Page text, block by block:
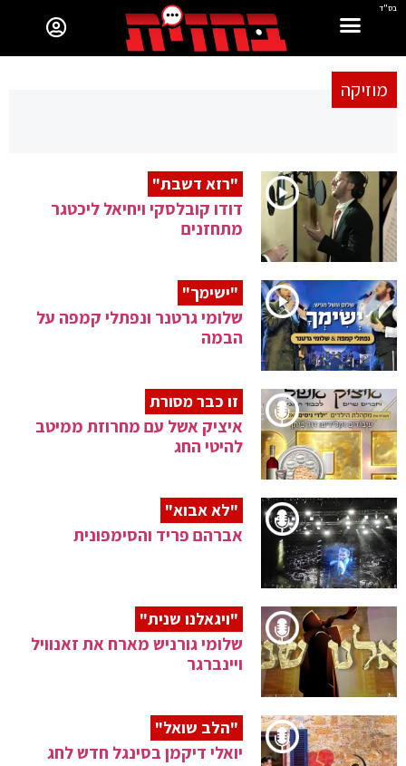
בס"ד
מוזיקה
"רזא דשבת"
דודו קובלסקי ויחיאל ליכטגר
מתחזנים
"ישימך"
שלומי גרטנר ונפתלי קמפה על
הבמה
זו כבר מסורת
איציק אשל עם מחרוזת ממיטב
להיטי החג
"לא אבוא"
אברהם פריד והסימפונית
"ויגאלנו שנית"
שלומי גורניש מארח את זאנוויל
ויינברגר
"הלב שואל"
יואלי דיקמן בסינגל חדש לחג